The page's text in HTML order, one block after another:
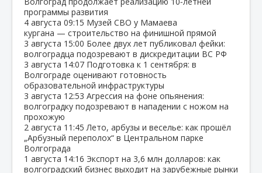
программы развития
4 августа 09:15 Музей СВО у Мамаева
кургана — строительство на финишной прямой
3 августа 15:00 Более двух лет публиковал фейки:
волгоградца подозревают в дискредитации ВС РФ
3 августа 14:07 Подготовка к 1 сентября: в
Волгограде оценивают готовность
образовательной инфраструктуры
3 августа 12:53 Агрессия на фоне опьянения:
волгоградку подозревают в нападении с ножом на
прохожую
2 августа 11:45 Лето, арбузы и веселье: как прошёл
„Арбузный переполох“ в Центральном парке
Волгограда
1 августа 14:16 Экспорт на 3,6 млн долларов: как
волгоградский бизнес выходит на зарубежные рынки